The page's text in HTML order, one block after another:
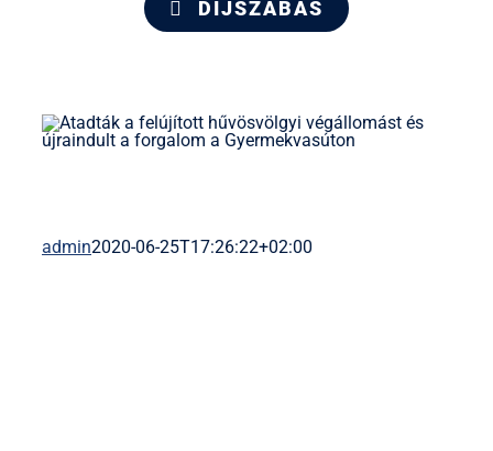
DÍJSZABÁS
admin2020-06-25T17:26:22+02:00